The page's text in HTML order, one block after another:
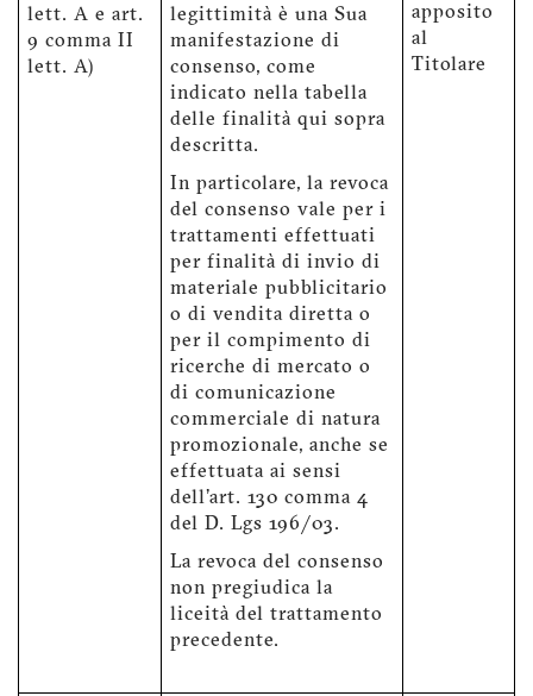
lett. A e art.
9 comma II
lett. A)
legittimità è una Sua
manifestazione di
consenso, come
indicato nella tabella
delle finalità qui sopra
descritta.
In particolare, la revoca
del consenso vale per i
trattamenti effettuati
per finalità di invio di
materiale pubblicitario
o di vendita diretta o
per il compimento di
ricerche di mercato o
di comunicazione
commerciale di natura
promozionale, anche se
effettuata ai sensi
dell'art. 130 comma 4
del D. Lgs 196/03.
La revoca del consenso
non pregiudica la
liceità del trattamento
precedente.
apposito
al
Titolare